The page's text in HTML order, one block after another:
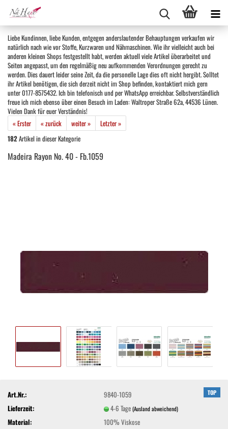
Liebe Kundinnen, liebe Kunden, entgegen anderslautender Behauptungen verkaufen wir
natürlich nach wie vor Stoffe, Kurzwaren und Nähmaschinen. Wie ihr vielleicht auch bei
anderen kleinen Shops festgestellt habt, werden aktuell viele Artikel überarbeitet und
Seiten angepasst, um den regelmäßig neu aufkommenden Verordnungen gerecht zu
werden. Dies dauert leider seine Zeit, da die personelle Lage dies oft nicht hergibt. Solltet
ihr Artikel benötigen, die sich derzeit nicht im Shop befinden, kontaktiert mich gern
unter 0177-8575432. Ich bin telefonisch und per WhatsApp erreichbar. Selbstverständlich
freue ich mich ebenso über einen Besuch im Laden: Waltroper Straße 62a, 44536 Lünen.
Vielen Dank für euer Verständnis!
« Erster
« zurück weiter »
Letzter »
182Artikel in dieser Kategorie
Madeira Rayon No. 40 - Fb.1059
TOP
Art.Nr.:
9840-1059
Lieferzeit:
4-6 Tage(Ausland abweichend)
Material:
100% Viskose